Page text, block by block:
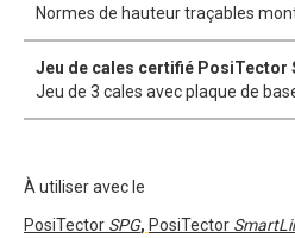
Normes de hauteur traçables
Jeu de cales certifié PosiTector
Jeu de 3 cales avec plaque de
À utiliser avec le
PosiTector SPG, PosiTector